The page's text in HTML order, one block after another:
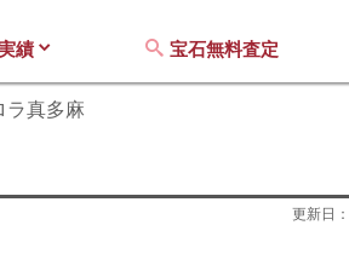
績 宝石無料査定
真多麻
更新日：